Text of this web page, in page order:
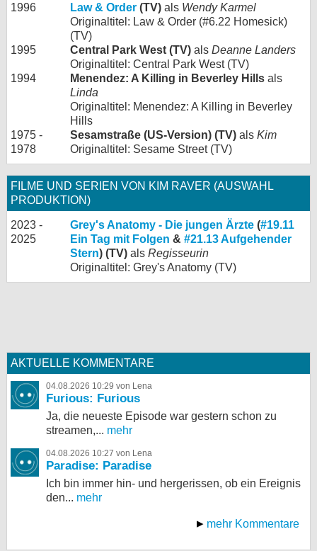
1996
Law & Order (TV) als Wendy Karmel
Originaltitel: Law & Order (#6.22 Homesick)
(TV)
1995
Central Park West (TV) als Deanne Landers
Originaltitel: Central Park West (TV)
1994
Menendez: A Killing in Beverley Hills als
Linda
Originaltitel: Menendez: A Killing in Beverley
Hills
1975 -
1978
Sesamstraße (US-Version) (TV) als Kim
Originaltitel: Sesame Street (TV)
FILME UND SERIEN VON KIM RAVER (AUSWAHL
PRODUKTION)
2023 -
2025
Grey's Anatomy - Die jungen Ärzte (#19.11
Ein Tag mit Folgen & #21.13 Aufgehender
Stern) (TV) als Regisseurin
Originaltitel: Grey's Anatomy (TV)
AKTUELLE KOMMENTARE
04.08.2026 10:29 von Lena
Furious: Furious
Ja, die neueste Episode war gestern schon zu
streamen,... mehr
04.08.2026 10:27 von Lena
Paradise: Paradise
Ich bin immer hin- und hergerissen, ob ein Ereignis
den... mehr
mehr Kommentare